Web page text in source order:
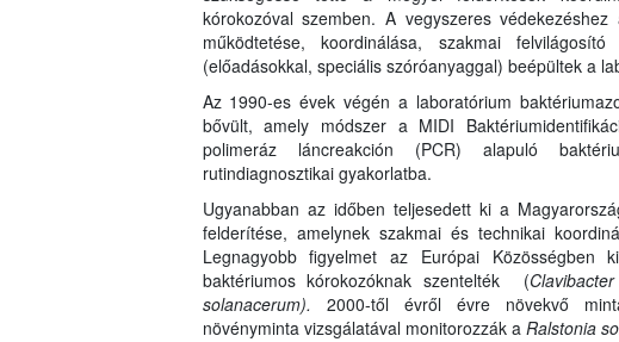
kórokozóval szemben. A vegyszeres
működtetése, koordinálása, szakmai
(előadásokkal, speciális szóróanyaggal) beépültek a
Az 1990-es évek végén a laboratórium
bővült, amely módszer a MIDI
polimeráz láncreakción (PCR) alapuló
rutindiagnosztikai gyakorlatba.
Ugyanabban az időben teljesedett ki a
felderítése, amelynek szakmai és technikai
Legnagyobb figyelmet az Európai Közösségben
baktériumos kórokozóknak szentelték (
solanacerum). 2000-től évről évre növekvő
növényminta vizsgálatával monitorozzák a Ralstonia